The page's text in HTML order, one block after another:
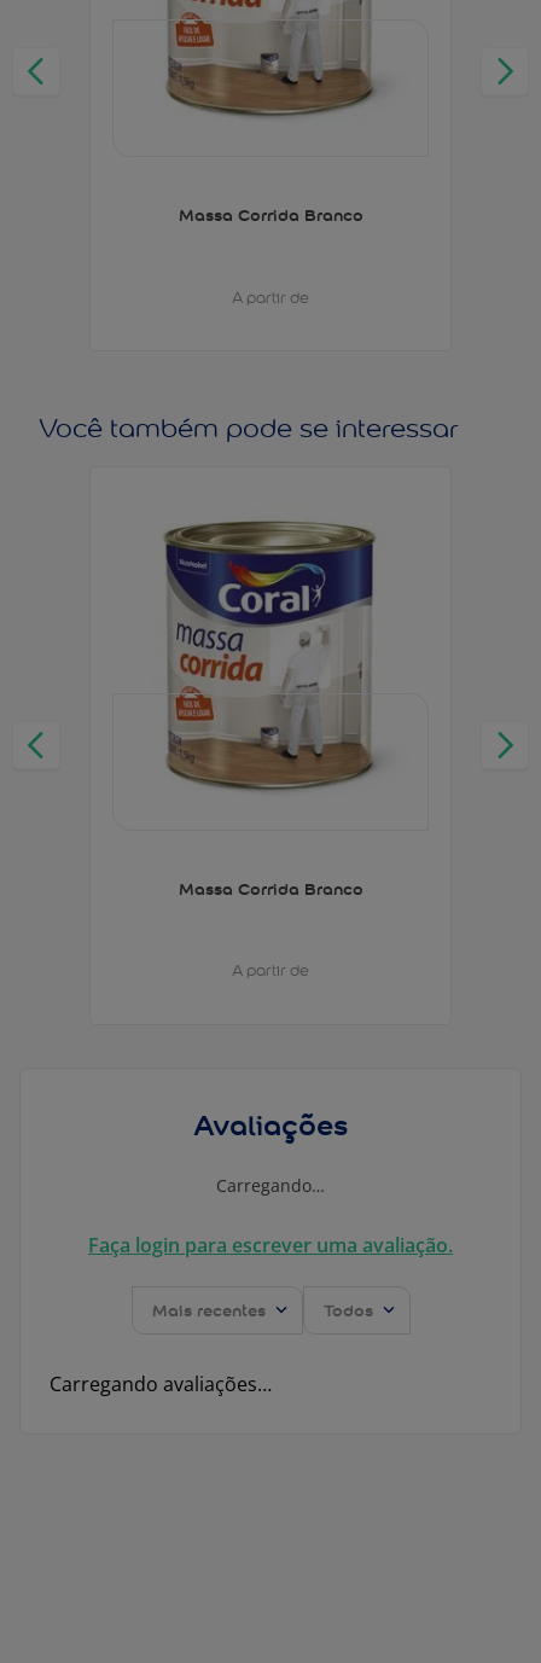
Massa Corrida Branco
A partir de
Você também pode se interessar
Massa Corrida Branco
A partir de
Avaliações
Carregando…
Faça login para escrever uma avaliação.
Mais recentes Todos
Carregando avaliações…